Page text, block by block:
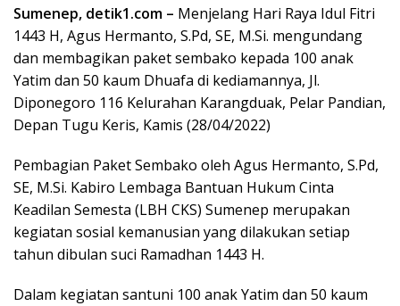
Sumenep, detik1.com – Menjelang Hari Raya Idul Fitri
1443 H, Agus Hermanto, S.Pd, SE, M.Si. mengundang
dan membagikan paket sembako kepada 100 anak
Yatim dan 50 kaum Dhuafa di kediamannya, Jl.
Diponegoro 116 Kelurahan Karangduak, Pelar Pandian,
Depan Tugu Keris, Kamis (28/04/2022)
Pembagian Paket Sembako oleh Agus Hermanto, S.Pd,
SE, M.Si. Kabiro Lembaga Bantuan Hukum Cinta
Keadilan Semesta (LBH CKS) Sumenep merupakan
kegiatan sosial kemanusian yang dilakukan setiap
tahun dibulan suci Ramadhan 1443 H.
Dalam kegiatan santuni 100 anak Yatim dan 50 kaum